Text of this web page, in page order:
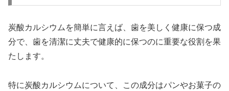
炭酸カルシウムを簡単に言えば、歯を美しく健康に保つ成
分で、歯を清潔に丈夫で健康的に保つのに重要な役割を果
たします。
特に炭酸カルシウムについて、この成分はパンやお菓子の